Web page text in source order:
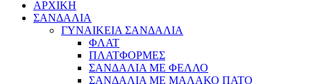
ΑΡΧΙΚΗ
ΣΑΝΔΑΛΙΑ
ΓΥΝΑΙΚΕΙΑ ΣΑΝΔΑΛΙΑ
ΦΛΑΤ
ΠΛΑΤΦΟΡΜΕΣ
ΣΑΝΔΑΛΙΑ ΜΕ ΦΕΛΛΟ
ΣΑΝΔΑΛΙΑ ΜΕ ΜΑΛΑΚΟ ΠΑΤΟ